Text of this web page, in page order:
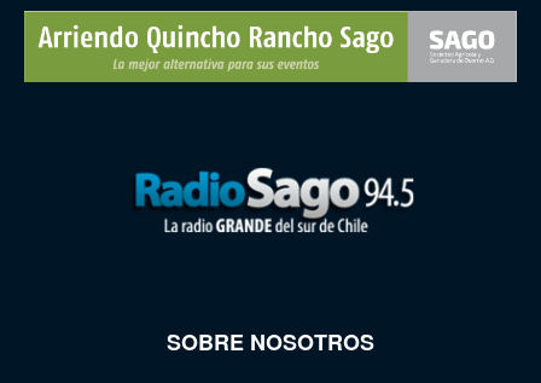
SOBRE NOSOTROS